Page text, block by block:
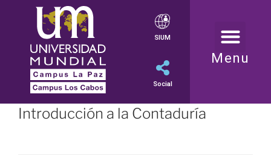
SIUM
Social
Menu
Introducción a la Contaduría